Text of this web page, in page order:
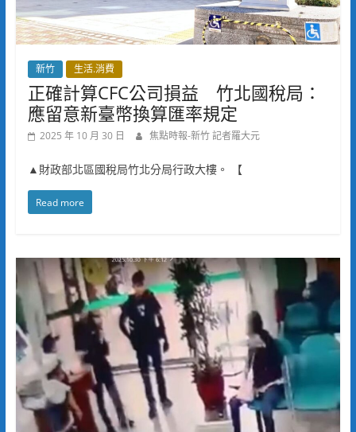
新竹 生活.消費
正確計算CFC公司損益 竹北國稅局：
應留意新臺幣換算匯率規定
2025 年 10 月 30 日 焦點時報-新竹 記者羅大元
▲財政部北區國稅局竹北分局行政大樓。 【
Read more